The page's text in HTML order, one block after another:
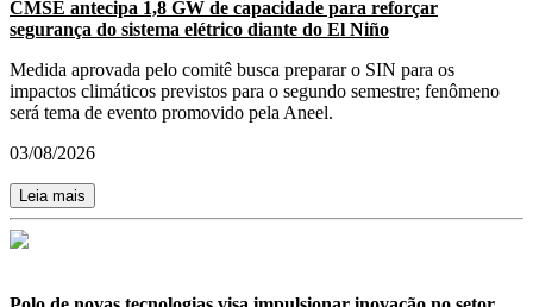
CMSE antecipa 1,8 GW de capacidade para reforçar
segurança do sistema elétrico diante do El Niño
Medida aprovada pelo comitê busca preparar o SIN para os
impactos climáticos previstos para o segundo semestre; fenômeno
será tema de evento promovido pela Aneel.
03/08/2026
Leia mais